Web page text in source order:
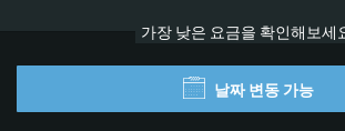
가장 낮은 요금을 확인해보세
날짜 변동 가능